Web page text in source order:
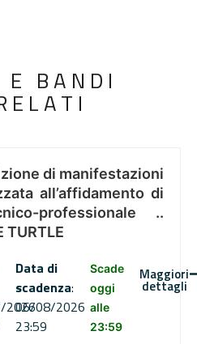
BANDI
di manifestazioni
all’affidamento di
professionale ..
TURTLE
2026
Data di
scadenza:
06/08/2026
23:59
Scade
oggi
alle
23:59
Maggiori
dettagli